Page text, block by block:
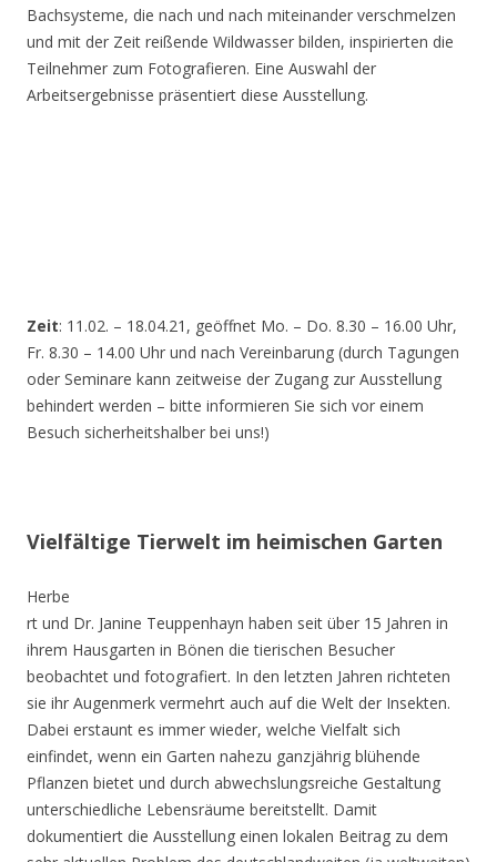
Bachsysteme, die nach und nach miteinander verschmelzen
und mit der Zeit reißende Wildwasser bilden, inspirierten die
Teilnehmer zum Fotografieren. Eine Auswahl der
Arbeitsergebnisse präsentiert diese Ausstellung.
Zeit: 11.02. – 18.04.21, geöffnet Mo. – Do. 8.30 – 16.00 Uhr,
Fr. 8.30 – 14.00 Uhr und nach Vereinbarung (durch Tagungen
oder Seminare kann zeitweise der Zugang zur Ausstellung
behindert werden – bitte informieren Sie sich vor einem
Besuch sicherheitshalber bei uns!)
Vielfältige Tierwelt im heimischen Garten
Herbe
rt und Dr. Janine Teuppenhayn haben seit über 15 Jahren in
ihrem Hausgarten in Bönen die tierischen Besucher
beobachtet und fotografiert. In den letzten Jahren richteten
sie ihr Augenmerk vermehrt auch auf die Welt der Insekten.
Dabei erstaunt es immer wieder, welche Vielfalt sich
einfindet, wenn ein Garten nahezu ganzjährig blühende
Pflanzen bietet und durch abwechslungsreiche Gestaltung
unterschiedliche Lebensräume bereitstellt. Damit
dokumentiert die Ausstellung einen lokalen Beitrag zu dem